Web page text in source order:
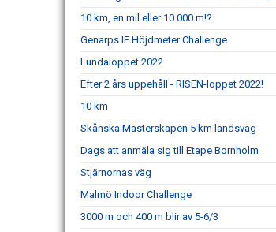
10 km, en mil eller 10 000 m!?
Genarps IF Höjdmeter Challenge
Lundaloppet 2022
Efter 2 års uppehåll - RISEN-loppet 2022!
10 km
Skånska Mästerskapen 5 km landsväg
Dags att anmäla sig till Etape Bornholm
Stjärnornas väg
Malmö Indoor Challenge
3000 m och 400 m blir av 5-6/3